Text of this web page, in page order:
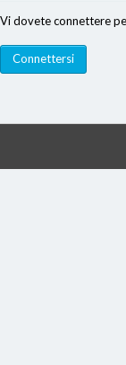
Vi dovete connettere